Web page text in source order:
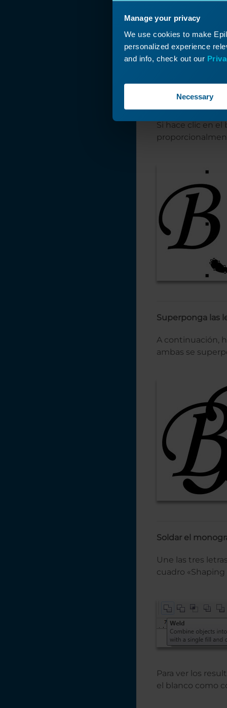
Manage your privacy
We use cookies to make
personalized experience
and info, check out our
Necessary
Aumentar el
Seleccione la
introduzca 125 %
Si hace clic en
Superponga las
A continuación,
ambas se
Soldar el
Une las tres
cuadro
Para ver los
el blanco como